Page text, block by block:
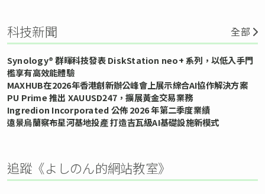
科技新聞 全部
Synology® 群暉科技發表 DiskStation neo+ 系列，以低入手門
檻享有高效能體驗
MAXHUB在2026年香港創新辦公峰會上展示綜合AI協作解決方案
PU Prime 推出 XAUUSD247，擴展黃金交易業務
Ingredion Incorporated 公佈 2026 年第二季度業績
遠景烏蘭察布星河基地投產 打造吉瓦級AI基礎設施新模式
追蹤《よしのん的網站教室》